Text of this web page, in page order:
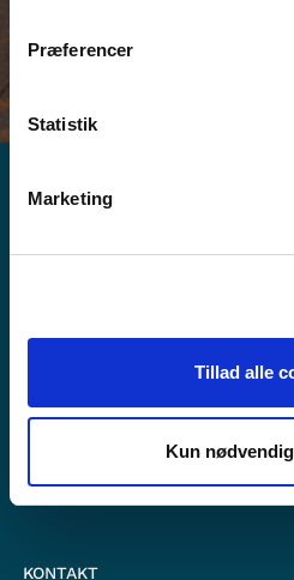
Præferencer
Statistik
Marketing
Tillad alle
Kun
Følg os på Instagram
KONTAKT